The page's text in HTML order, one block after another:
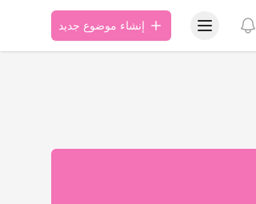
عرض الإشعاراتعرض قائمة المستخدمإنشاء موضوع جديد